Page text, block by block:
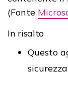
(Fonte
In risalto
Questo